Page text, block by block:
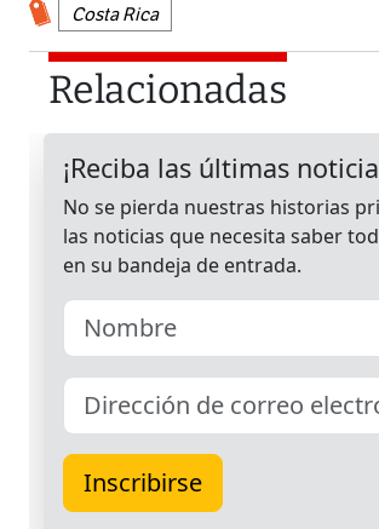
Costa Rica
Relacionadas